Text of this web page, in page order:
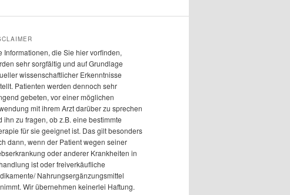
Informationen, die Sie hier vorfinden,
sehr sorgfältig und auf Grundlage
wissenschaftlicher Erkenntnisse
Patienten werden dennoch sehr
gebeten, vor einer möglichen
mit ihrem Arzt darüber zu sprechen
ihn zu fragen, ob z.B. eine bestimmte
für sie geeignet ist. Das gilt besonders
dann, wenn der Patient wegen seiner
oder anderer Krankheiten in
ist oder freiverkäufliche
Nahrungsergänzungsmittel
Wir übernehmen keinerlei Haftung.